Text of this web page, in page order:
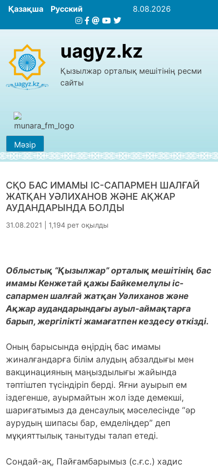
Қазақша Русский 8.08.2026
uagyz.kz
Қызылжар орталық мешітінің ресми
сайты
Мәзір
СҚО БАС ИМАМЫ ІС-САПАРМЕН ШАЛҒАЙ
ЖАТҚАН УӘЛИХАНОВ ЖӘНЕ АҚЖАР
АУДАНДАРЫНДА БОЛДЫ
31.08.2021 | 1,194 рет оқылды
Облыстық “Қызылжар” орталық мешітінің бас
имамы Кенжетай қажы Байкемелұлы іс-
сапармен шалғай жатқан Уәлиханов және
Ақжар аудандарындағы ауыл-аймақтарға
барып, жергілікті жамағатпен кездесу өткізді.
Оның барысында өңірдің бас имамы
жиналғандарға білім алудың абзалдығы мен
вакцинацияның маңыздылығы жайында
тәптіштеп түсіндіріп берді. Яғни ауырып ем
іздегенше, ауырмайтын жол ізде демекші,
шариғатымыз да денсаулық мәселесінде “әр
аурудың шипасы бар, емделіңдер” деп
мұқияттылық танытуды талап етеді.
Сондай-ақ, Пайғамбарымыз (с.ғ.с.) хадис